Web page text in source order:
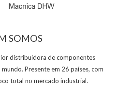
SOMOS
distribuidora de componentes
Presente em 26 países, com
total no mercado industrial.